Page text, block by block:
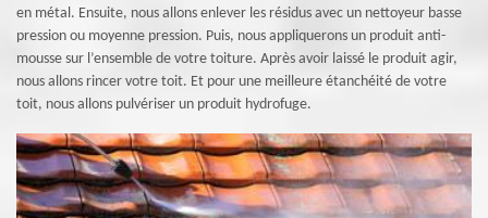
en métal. Ensuite, nous allons enlever les résidus avec un nettoyeur basse
pression ou moyenne pression. Puis, nous appliquerons un produit anti-
mousse sur l’ensemble de votre toiture. Après avoir laissé le produit agir,
nous allons rincer votre toit. Et pour une meilleure étanchéité de votre
toit, nous allons pulvériser un produit hydrofuge.